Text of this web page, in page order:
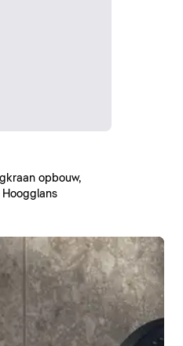
opbouw,
Hoogglans